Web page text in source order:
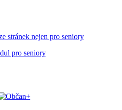
stránek nejen pro seniory